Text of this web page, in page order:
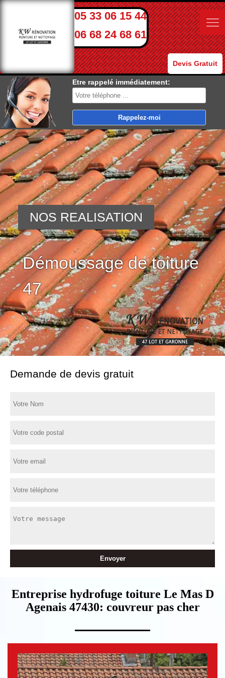
05 33 06 15 44
06 68 24 68 61
Devis Gratuit
Etre rappelé immédiatement:
Démoussage de toiture
47
NOS REALISATION
Demande de devis gratuit
Entreprise hydrofuge toiture Le Mas D
Agenais 47430: couvreur pas cher